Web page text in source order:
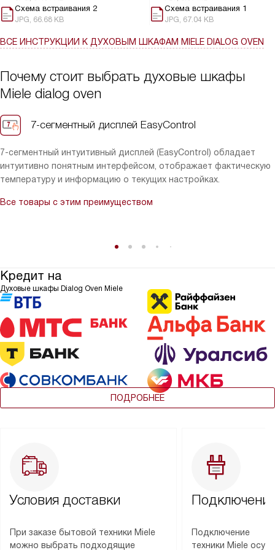
быстрого разогрева. Это очень удобно, когда нужно быстро
Система охлаждения с холодным фронтом обеспечивает
несчастных случаях.
Шкаф не только упрощает процесс приготовления пищи, но и
Это был действительно хороший выбор.
Схема встраивания 2
JPG, 66.68 KB
Схема встраивания 1
JPG, 67.04 KB
ВСЕ ИНСТРУКЦИИ К ДУХОВЫМ ШКАФАМ MIELE DIALOG OVEN
Почему стоит выбрать духовые шкафы
Miele dialog oven
7-сегментный дисплей EasyControl
7-сегментный интуитивный дисплей (EasyControl) обладает
интуитивно понятным интерфейсом, отображает фактическую
температуру и информацию о текущих настройках.
Все товары с этим преимуществом
Кредит на
Духовые шкафы Dialog Oven Miele
ПОДРОБНЕЕ
Условия доставки
При заказе бытовой техники Miele
можно выбрать подходящие
Подключение
техники Miele